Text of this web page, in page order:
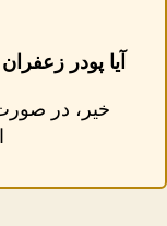
آیا پودر
خیر، در